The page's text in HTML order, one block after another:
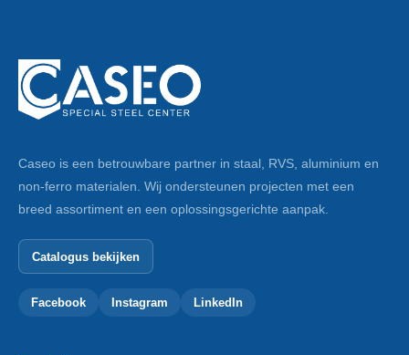
Caseo is een betrouwbare partner in staal, RVS, aluminium en
non-ferro materialen. Wij ondersteunen projecten met een
breed assortiment en een oplossingsgerichte aanpak.
Catalogus bekijken
Facebook Instagram LinkedIn